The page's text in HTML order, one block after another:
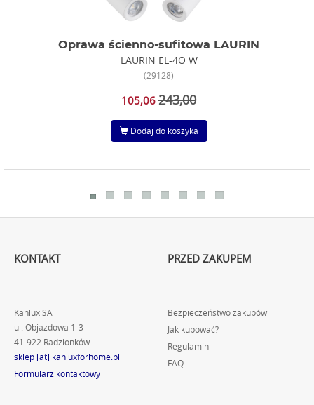
Oprawa ścienno-sufitowa LAURIN
LAURIN EL-4O W
(29128)
105,06 243,00
Dodaj do koszyka
KONTAKT
Kanlux SA
ul. Objazdowa 1-3
41-922 Radzionków
sklep [at] kanluxforhome.pl
Formularz kontaktowy
PRZED ZAKUPEM
Bezpieczeństwo zakupów
Jak kupować?
Regulamin
FAQ